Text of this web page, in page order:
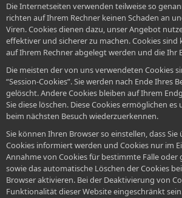
Die Internetseiten verwenden teilweise so
richten auf Ihrem Rechner keinen Schaden an
Viren. Cookies dienen dazu, unser Angebot
effektiver und sicherer zu machen. Cookies sind
auf Ihrem Rechner abgelegt werden und die Ihr
Die meisten der von uns verwendeten Cookies
“Session-Cookies”. Sie werden nach Ende Ihres
gelöscht. Andere Cookies bleiben auf Ihrem
Sie diese löschen. Diese Cookies ermöglichen es
beim nächsten Besuch wiederzuerkennen.
Sie können Ihren Browser so einstellen, dass Sie
Cookies informiert werden und Cookies nur im
Annahme von Cookies für bestimmte Fälle oder
sowie das automatische Löschen der Cookies
Browser aktivieren. Bei der Deaktivierung von
Funktionalität dieser Website eingeschränkt